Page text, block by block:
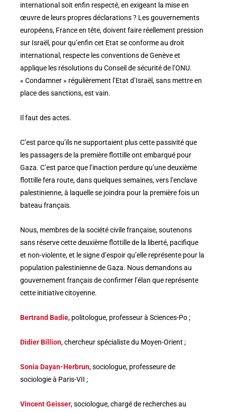
international soit enfin respecté, en exigeant la mise en
œuvre de leurs propres déclarations ? Les gouvernements
européens, France en tête, doivent faire réellement pression
sur Israël, pour qu’enfin cet Etat se conforme au droit
international, respecte les conventions de Genève et
applique les résolutions du Conseil de sécurité de l’ONU.
« Condamner » régulièrement l’Etat d’Israël, sans mettre en
place des sanctions, est vain.
Il faut des actes.
C’est parce qu’ils ne supportaient plus cette passivité que
les passagers de la première flottille ont embarqué pour
Gaza. C’est parce que l’inaction perdure qu’une deuxième
flottille fera route, dans quelques semaines, vers l’enclave
palestinienne, à laquelle se joindra pour la première fois un
bateau français.
Nous, membres de la société civile française, soutenons
sans réserve cette deuxième flottille de la liberté, pacifique
et non-violente, et le signe d’espoir qu’elle représente pour la
population palestinienne de Gaza. Nous demandons au
gouvernement français de confirmer l’élan que représente
cette initiative citoyenne.
Bertrand Badie, politologue, professeur à Sciences-Po ;
Didier Billion, chercheur spécialiste du Moyen-Orient ;
Sonia Dayan-Herbrun, sociologue, professeure de
sociologie à Paris-VII ;
Vincent Geisser, sociologue, chargé de recherches au